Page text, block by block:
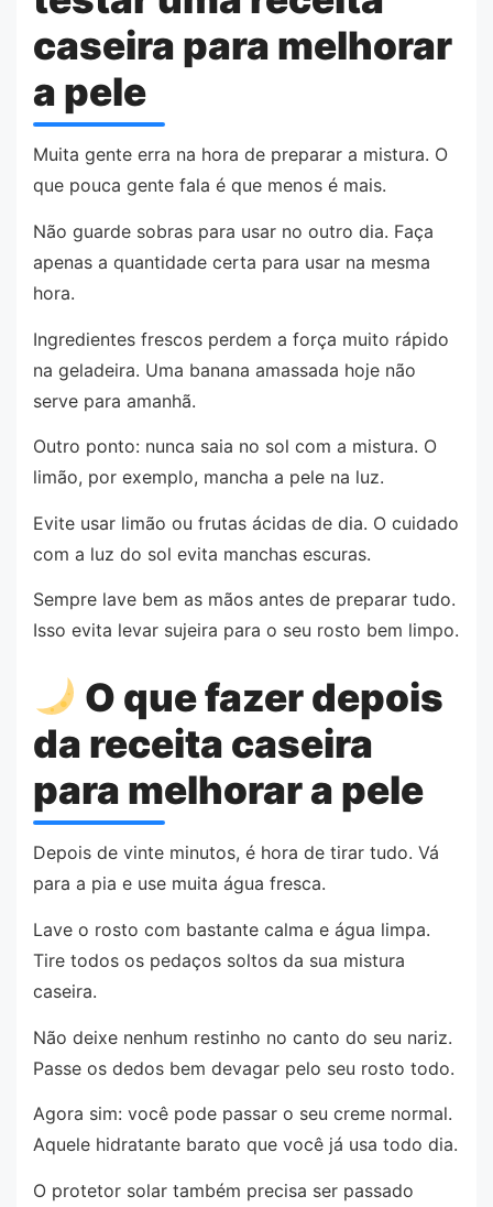
caseira para melhorar
a pele
Muita gente erra na hora de preparar a mistura. O
que pouca gente fala é que menos é mais.
Não guarde sobras para usar no outro dia. Faça
apenas a quantidade certa para usar na mesma
hora.
Ingredientes frescos perdem a força muito rápido
na geladeira. Uma banana amassada hoje não
serve para amanhã.
Outro ponto: nunca saia no sol com a mistura. O
limão, por exemplo, mancha a pele na luz.
Evite usar limão ou frutas ácidas de dia. O cuidado
com a luz do sol evita manchas escuras.
Sempre lave bem as mãos antes de preparar tudo.
Isso evita levar sujeira para o seu rosto bem limpo.
O que fazer depois
da receita caseira
para melhorar a pele
Depois de vinte minutos, é hora de tirar tudo. Vá
para a pia e use muita água fresca.
Lave o rosto com bastante calma e água limpa.
Tire todos os pedaços soltos da sua mistura
caseira.
Não deixe nenhum restinho no canto do seu nariz.
Passe os dedos bem devagar pelo seu rosto todo.
Agora sim: você pode passar o seu creme normal.
Aquele hidratante barato que você já usa todo dia.
O protetor solar também precisa ser passado